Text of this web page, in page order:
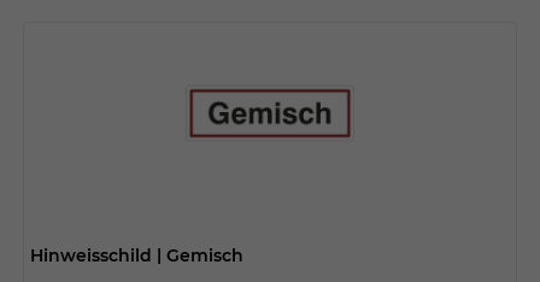
Hinweisschild | Gemisch